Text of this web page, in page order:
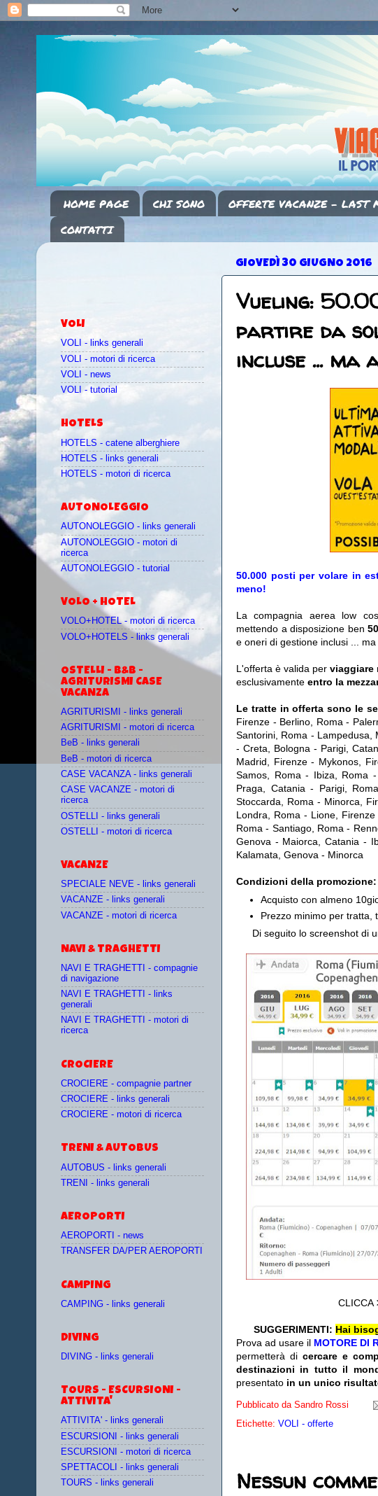
HOME PAGE CHI SONO OFFERTE VACANZE - LAST
CONTATTI
GIOVEDÌ 30 GIUGNO 2016
Vueling:
partire da
incluse ... ma
50.000 posti per volare in
meno!
La compagnia aerea low
mettendo a disposizione ben
e oneri di gestione inclusi ...
L'offerta è valida per viaggiare
esclusivamente entro la
Le tratte in offerta sono le
Firenze - Berlino, Roma -
Santorini, Roma - Lampedusa,
- Creta, Bologna - Parigi,
Madrid, Firenze - Mykonos,
Samos, Roma - Ibiza, Roma
Praga, Catania - Parigi,
Stoccarda, Roma - Minorca,
Londra, Roma - Lione,
Roma - Santiago, Roma -
Genova - Maiorca, Catania -
Kalamata, Genova - Minorca
Condizioni della promozione:
Acquisto con almeno
Prezzo minimo per tratta,
Di seguito lo screenshot di
CLICCA
SUGGERIMENTI: Hai
Prova ad usare il MOTORE DI
permetterà dicercare e
destinazioni in tutto il
presentato in un unico
Pubblicato da Sandro Rossi
Etichette: VOLI - offerte
Nessun
VOLI
VOLI - links generali
VOLI - motori di ricerca
VOLI - news
VOLI - tutorial
HOTELS
HOTELS - catene alberghiere
HOTELS - links generali
HOTELS - motori di ricerca
AUTONOLEGGIO
AUTONOLEGGIO - links generali
AUTONOLEGGIO - motori di
ricerca
AUTONOLEGGIO - tutorial
VOLO + HOTEL
VOLO+HOTEL - motori di ricerca
VOLO+HOTELS - links generali
OSTELLI - B&B -
AGRITURISMI CASE
VACANZA
AGRITURISMI - links generali
AGRITURISMI - motori di ricerca
BeB - links generali
BeB - motori di ricerca
CASE VACANZA - links generali
CASE VACANZE - motori di
ricerca
OSTELLI - links generali
OSTELLI - motori di ricerca
VACANZE
SPECIALE NEVE - links generali
VACANZE - links generali
VACANZE - motori di ricerca
NAVI & TRAGHETTI
NAVI E TRAGHETTI - compagnie
di navigazione
NAVI E TRAGHETTI - links
generali
NAVI E TRAGHETTI - motori di
ricerca
CROCIERE
CROCIERE - compagnie partner
CROCIERE - links generali
CROCIERE - motori di ricerca
TRENI & AUTOBUS
AUTOBUS - links generali
TRENI - links generali
AEROPORTI
AEROPORTI - news
TRANSFER DA/PER AEROPORTI
CAMPING
CAMPING - links generali
DIVING
DIVING - links generali
TOURS - ESCURSIONI -
ATTIVITA'
ATTIVITA' - links generali
ESCURSIONI - links generali
ESCURSIONI - motori di ricerca
SPETTACOLI - links generali
TOURS - links generali